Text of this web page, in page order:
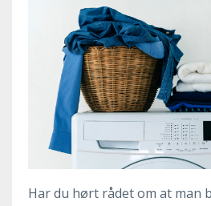
Har du hørt rådet om at man